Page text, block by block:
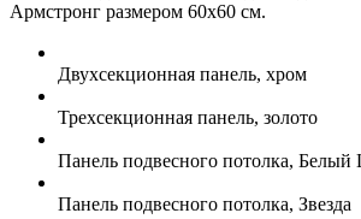
Армстронг размером 60x60 см.
Двухсекционная панель, хром
Трехсекционная панель, золото
Панель подвесного потолка,
Панель подвесного потолка, Звезда